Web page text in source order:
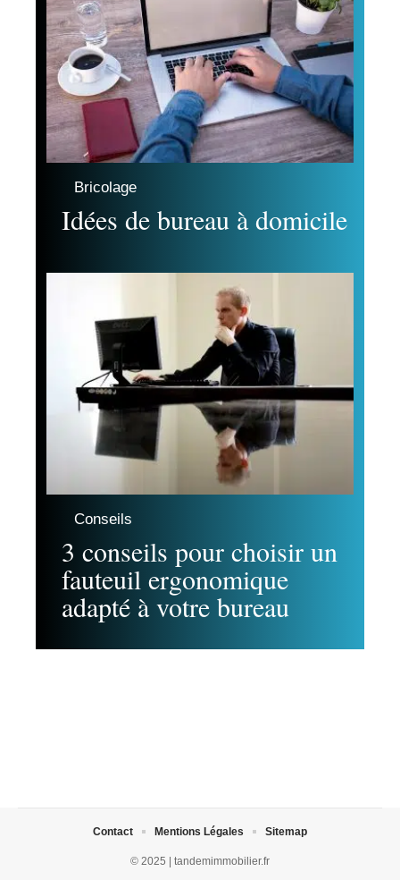
Bricolage
Idées de bureau à domicile
Conseils
3 conseils pour choisir un
fauteuil ergonomique
adapté à votre bureau
© 2025 | tandemimmobilier.fr
Contact Mentions Légales Sitemap